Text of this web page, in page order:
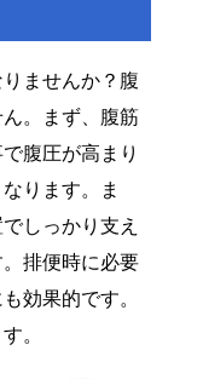
ませんか？腹
。まず、腹筋
腹圧が高まり
ります。ま
しっかり支え
排便時に必要
効果的です。
。